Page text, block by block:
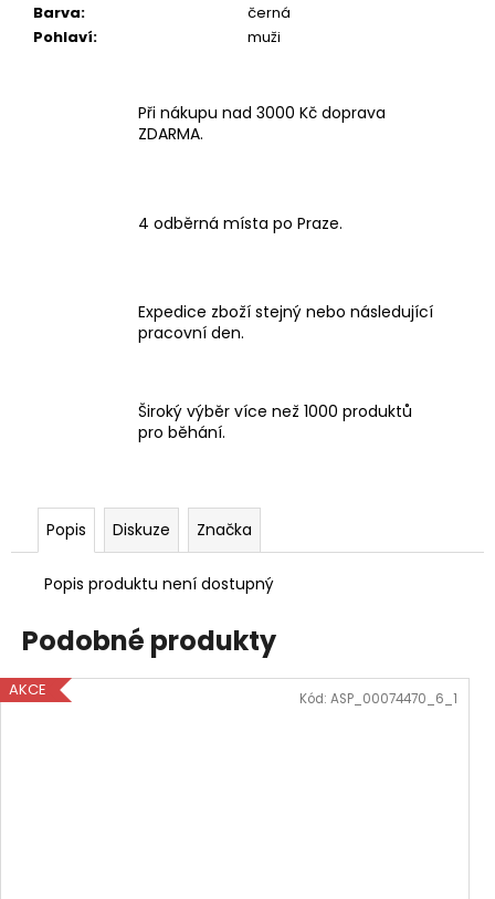
Barva:
černá
Pohlaví: muži
Při nákupu nad 3000 Kč doprava
ZDARMA.
4 odběrná místa po Praze.
Expedice zboží stejný nebo následující
pracovní den.
Široký výběr více než 1000 produktů
pro běhání.
Popis Diskuze Značka
Popis produktu není dostupný
Podobné produkty
AKCE Kód: ASP_00074470_6_1